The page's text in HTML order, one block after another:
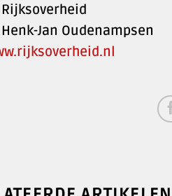
Jan Oudenampsen